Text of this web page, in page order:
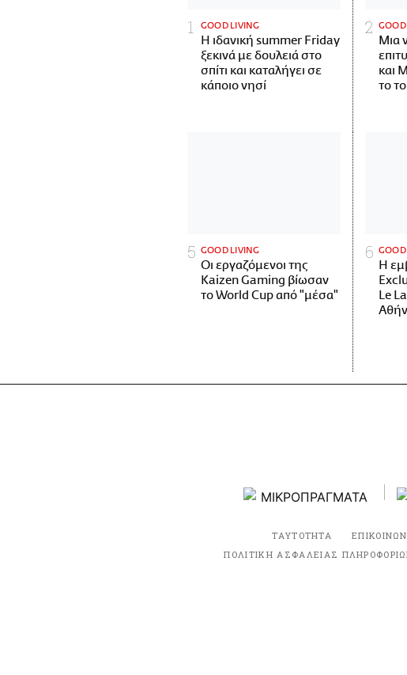
GOOD LIVING
Η ιδανική summer Friday
ξεκινά με δουλειά στο
σπίτι και καταλήγει σε
κάποιο νησί
Μια
και
το
GOOD LIVING
Οι εργαζόμενοι της
Kaizen Gaming βίωσαν
το World Cup από "μέσα"
Η
Le
ΤΑΥΤΟΤΗΤΑ
ΠΟΛΙΤΙΚΗ ΑΣΦΑΛΕΙΑΣ